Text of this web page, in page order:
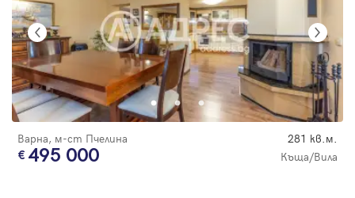
Варна, м-ст Пчелина 281 кв.м.
495 000 Къща/Вила